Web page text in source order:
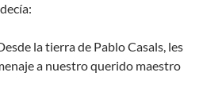
la tierra de Pablo Casals, les
a nuestro querido maestro